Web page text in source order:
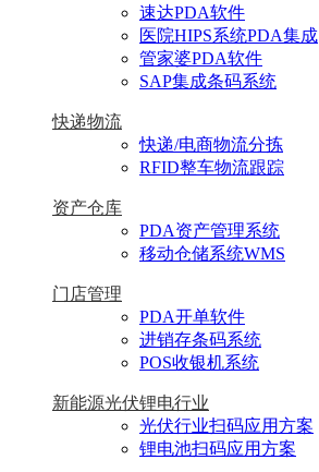
速达PDA软件
医院HIPS系统PDA集成
管家婆PDA软件
SAP集成条码系统
快递物流
快递/电商物流分拣
RFID整车物流跟踪
资产仓库
PDA资产管理系统
移动仓储系统WMS
门店管理
PDA开单软件
进销存条码系统
POS收银机系统
新能源光伏锂电行业
光伏行业扫码应用方案
锂电池扫码应用方案